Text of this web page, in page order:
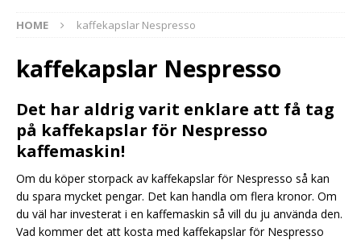
HOME kaffekapslar Nespresso
kaffekapslar Nespresso
Det har aldrig varit enklare att få tag
på kaffekapslar för Nespresso
kaffemaskin!
Om du köper storpack av kaffekapslar för Nespresso så kan
du spara mycket pengar. Det kan handla om flera kronor. Om
du väl har investerat i en kaffemaskin så vill du ju använda den.
Vad kommer det att kosta med kaffekapslar för Nespresso